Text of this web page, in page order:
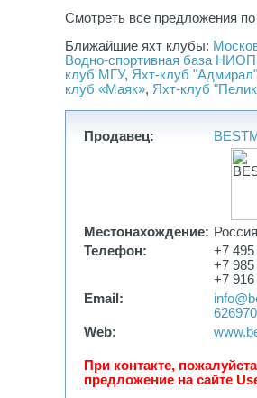
Смотреть все предложения по
Ближайшие яхт клубы:
Водно-спортивная база
клуб МГУ, Яхт-клуб "Адмирал"
клуб «Маяк», Яхт-клуб
Продавец:
Местонахождение:
Телефон:
+7
+7
+7
Email:
Web:
При контакте,
предложение на сайте